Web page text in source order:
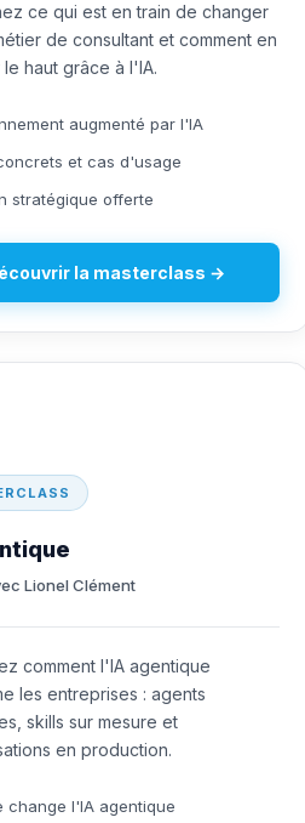
ce qui est en train de changer
de consultant et comment en
haut grâce à l'IA.
augmenté par l'IA
et cas d'usage
stratégique offerte
la masterclass →
Lionel Clément
comment l'IA agentique
les entreprises : agents
skills sur mesure et
en production.
change l'IA agentique